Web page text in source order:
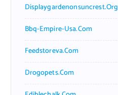
Displaygardenonsuncrest.org
Bbq-Empire-Usa.com
Feedstoreva.com
Drogopets.com